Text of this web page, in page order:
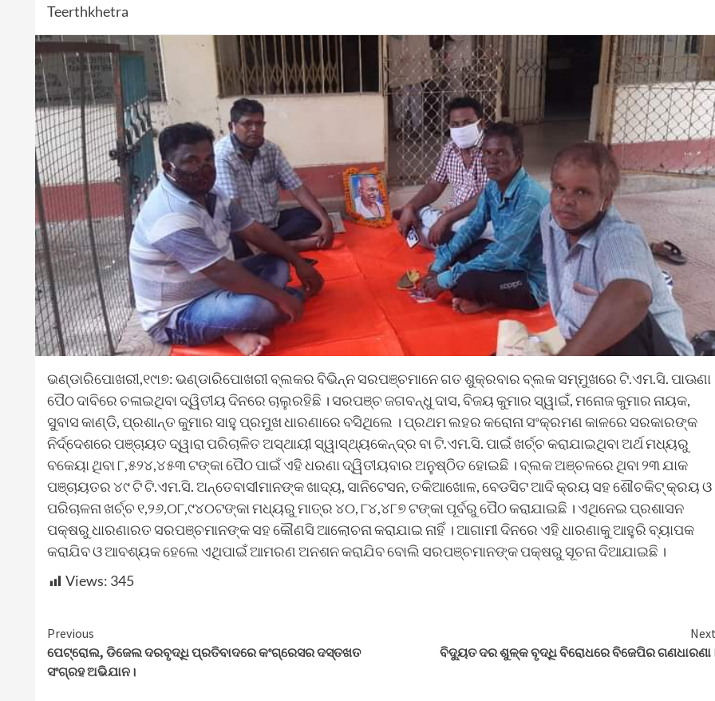
Teerthkhetra
ଭଣ୍ଡାରିପୋଖରୀ,୧୯ା୭: ଭଣ୍ଡାରିପୋଖରୀ ବ୍ଲକର ବିଭିନ୍ନ ସରପଞ୍ଚମାନେ ଗତ ଶୁକ୍ରବାର ବ୍ଲକ ସମ୍ମୁଖରେ ଟି.ଏମ.ସି. ପାଊଣା
ପୈଠ ଦାବିରେ ଚଳାଇଥିବା ଦ୍ୱିତୀୟ ଦିନରେ ଚାଲୁରହିଛି । ସରପଞ୍ଚ ଜଗବନ୍ଧୁ ଦାସ, ବିଜୟ କୁମାର ସ୍ୱାଇଁ, ମନୋଜ କୁମାର ନାୟକ,
ସୁବାସ କାଣ୍ଡି, ପ୍ରଶାନ୍ତ କୁମାର ସାହୁ ପ୍ରମୁଖ ଧାରଣାରେ ବସିଥିଲେ । ପ୍ରଥମ ଲହର କରୋନା ସଂକ୍ରମଣ କାଳରେ ସରକାରଙ୍କ
ନିର୍ଦ୍ଦେଶରେ ପଞ୍ଚାୟତ ଦ୍ୱାରା ପରିଚାଳିତ ଅସ୍ଥାୟୀ ସ୍ୱାସ୍ଥ୍ୟକେନ୍ଦ୍ର ବା ଟି.ଏମ.ସି. ପାଇଁ ଖର୍ଚ୍ଚ କରାଯାଇଥିବା ଅର୍ଥ ମଧ୍ୟରୁ
ବକେୟା ଥିବା ୮,୫୨୪,୪୫୩ ଟଙ୍କା ପୈଠ ପାଇଁ ଏହି ଧରଣା ଦ୍ୱିତୀୟବାର ଅନୁଷ୍ଠିତ ହୋଇଛି । ବ୍ଲକ ଅଞ୍ଚଳରେ ଥିବା ୨୩ ଯାକ
ପଞ୍ଚାୟତର ୪୯ ଟି ଟି.ଏମ.ସି. ଅନ୍ତେବାସୀମାନଙ୍କ ଖାଦ୍ୟ, ସାନିଟେସନ, ତକିଆଖୋଳ, ବେଡସିଟ ଆଦି କ୍ରୟ ସହ ଶୌଚକିଟ୍ କ୍ରୟ ଓ
ପରିଚାଳନା ଖର୍ଚ୍ଚ ୧,୨୬,୦୮,୯୪୦ଟଙ୍କା ମଧ୍ୟରୁ ମାତ୍ର ୪୦, ୮୪,୪୮୭ ଟଙ୍କା ପୂର୍ବରୁ ପୈଠ କରାଯାଇଛି । ଏଥିନେଇ ପ୍ରଶାସନ
ପକ୍ଷରୁ ଧାରଣାରତ ସରପଞ୍ଚମାନଙ୍କ ସହ କୌଣସି ଆଲୋଚନା କରାଯାଇ ନାହିଁ । ଆଗାମୀ ଦିନରେ ଏହି ଧାରଣାକୁ ଆହୁରି ବ୍ୟାପକ
କରାଯିବ ଓ ଆବଶ୍ୟକ ହେଲେ ଏଥିପାଇଁ ଆମରଣ ଅନଶନ କରାଯିବ ବୋଲି ସରପଞ୍ଚମାନଙ୍କ ପକ୍ଷରୁ ସୂଚନା ଦିଆଯାଇଛି ।
Views: 345
Continue
Reading
Previous
ପେଟ୍ରୋଲ, ଡିଜେଲ ଦରବୃଦ୍ଧି ପ୍ରତିବାଦରେ କଂଗ୍ରେସର ଦସ୍ତଖତ
ସଂଗ୍ରହ ଅଭିଯାନ।
ବିଦ୍ୟୁତ ଦର ଶୁଳ୍କ ବୃଦ୍ଧି ବିରୋଧରେ ବିଜେପିର